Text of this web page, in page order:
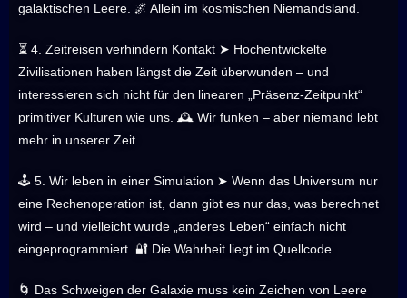
galaktischen Leere. 🌌 Allein im kosmischen Niemandsland.
⏳ 4. Zeitreisen verhindern Kontakt ➤ Hochentwickelte
Zivilisationen haben längst die Zeit überwunden – und
interessieren sich nicht für den linearen „Präsenz-Zeitpunkt“
primitiver Kulturen wie uns. 🕰️ Wir funken – aber niemand lebt
mehr in unserer Zeit.
🕹️ 5. Wir leben in einer Simulation ➤ Wenn das Universum nur
eine Rechenoperation ist, dann gibt es nur das, was berechnet
wird – und vielleicht wurde „anderes Leben“ einfach nicht
eingeprogrammiert. 🔐 Die Wahrheit liegt im Quellcode.
🌀 Das Schweigen der Galaxie muss kein Zeichen von Leere